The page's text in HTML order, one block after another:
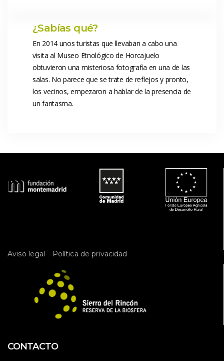
¿Sabías qué?
En 2014 unos turistas que llevaban a cabo una
visita al Museo Etnológico de Horcajuelo
obtuvieron una misteriosa fotografía en una de las
alas. No parece que se trate de reflejos y pronto,
los vecinos, empezaron a hablar de la presencia de
un fantasma.
Aviso legal Política de privacidad
CONTACTO